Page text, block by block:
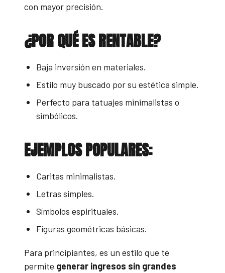
con mayor precisión.
¿POR QUÉ ES RENTABLE?
Baja inversión en materiales.
Estilo muy buscado por su estética simple.
Perfecto para tatuajes minimalistas o
simbólicos.
EJEMPLOS POPULARES:
Caritas minimalistas.
Letras simples.
Símbolos espirituales.
Figuras geométricas básicas.
Para principiantes, es un estilo que te
permite generar ingresos sin grandes